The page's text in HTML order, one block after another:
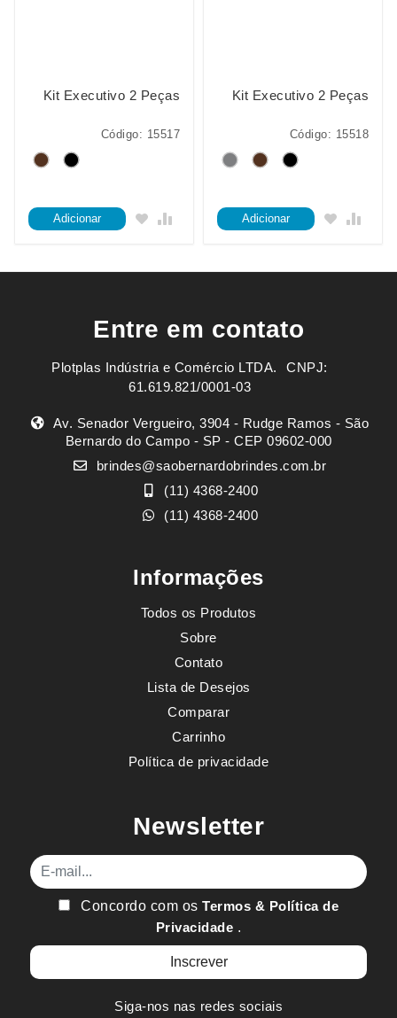
Kit Executivo 2 Peças
Código: 15517
Adicionar
Kit Executivo 2 Peças
Código: 15518
Adicionar
Entre em contato
Plotplas Indústria e Comércio LTDA. ㅤㅤㅤ CNPJ:
61.619.821/0001-03
Av. Senador Vergueiro, 3904 - Rudge Ramos - São
Bernardo do Campo - SP - CEP 09602-000
brindes@saobernardobrindes.com.br
(11) 4368-2400
(11) 4368-2400
Informações
Todos os Produtos
Sobre
Contato
Lista de Desejos
Comparar
Carrinho
Política de privacidade
Newsletter
E-mail
Concordo com osTermos & Política de
Privacidade .
Siga-nos nas redes sociais